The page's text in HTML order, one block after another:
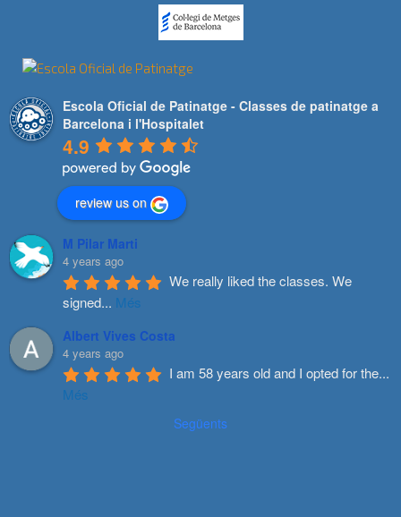
Escola Oficial de Patinatge - Classes de patinatge a
Barcelona i l'Hospitalet
4.9
review us on
M Pilar Marti
4 years ago
We really liked the classes. We
signed... Més
Albert Vives Costa
4 years ago
I am 58 years old and I opted for the...
Més
Següents